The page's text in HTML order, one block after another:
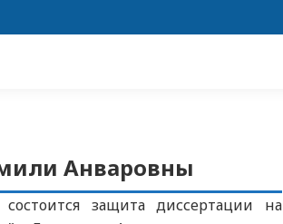
Анваровны
защита диссертации на